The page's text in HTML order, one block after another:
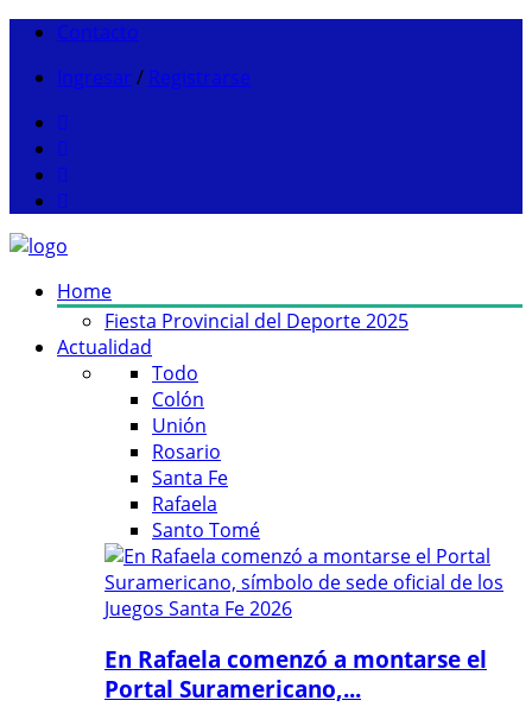
Contacto
Ingresar / Registrarse
Home
Fiesta Provincial del Deporte 2025
Actualidad
Todo
Colón
Unión
Rosario
Santa Fe
Rafaela
Santo Tomé
En Rafaela comenzó a montarse el
Portal Suramericano,...